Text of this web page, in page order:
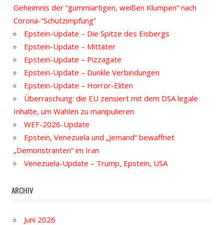
Geheimnis der “gummiartigen, weißen Klumpen” nach
Corona-“Schutzimpfung”
Epstein-Update – Die Spitze des Eisbergs
Epstein-Update – Mittäter
Epstein-Update – Pizzagate
Epstein-Update – Dunkle Verbindungen
Epstein-Update – Horror-Eliten
Überraschung: die EU zensiert mit dem DSA legale
Inhalte, um Wahlen zu manipulieren
WEF-2026-Update
Epstein, Venezuela und „Jemand“ bewaffnet
„Demonstranten“ im Iran
Venezuela-Update – Trump, Epstein, USA
ARCHIV
Juni 2026